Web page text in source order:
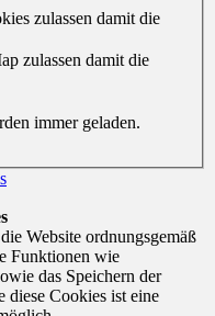
zulassen damit die
zulassen damit die
immer geladen.
Website ordnungsgemäß
Funktionen wie
das Speichern der
Cookies ist eine